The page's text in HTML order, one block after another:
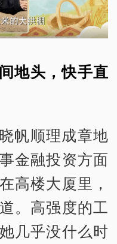
地头，快手直
帆顺理成章地
金融投资方面
高楼大厦里，
。高强度的工
几乎没什么时